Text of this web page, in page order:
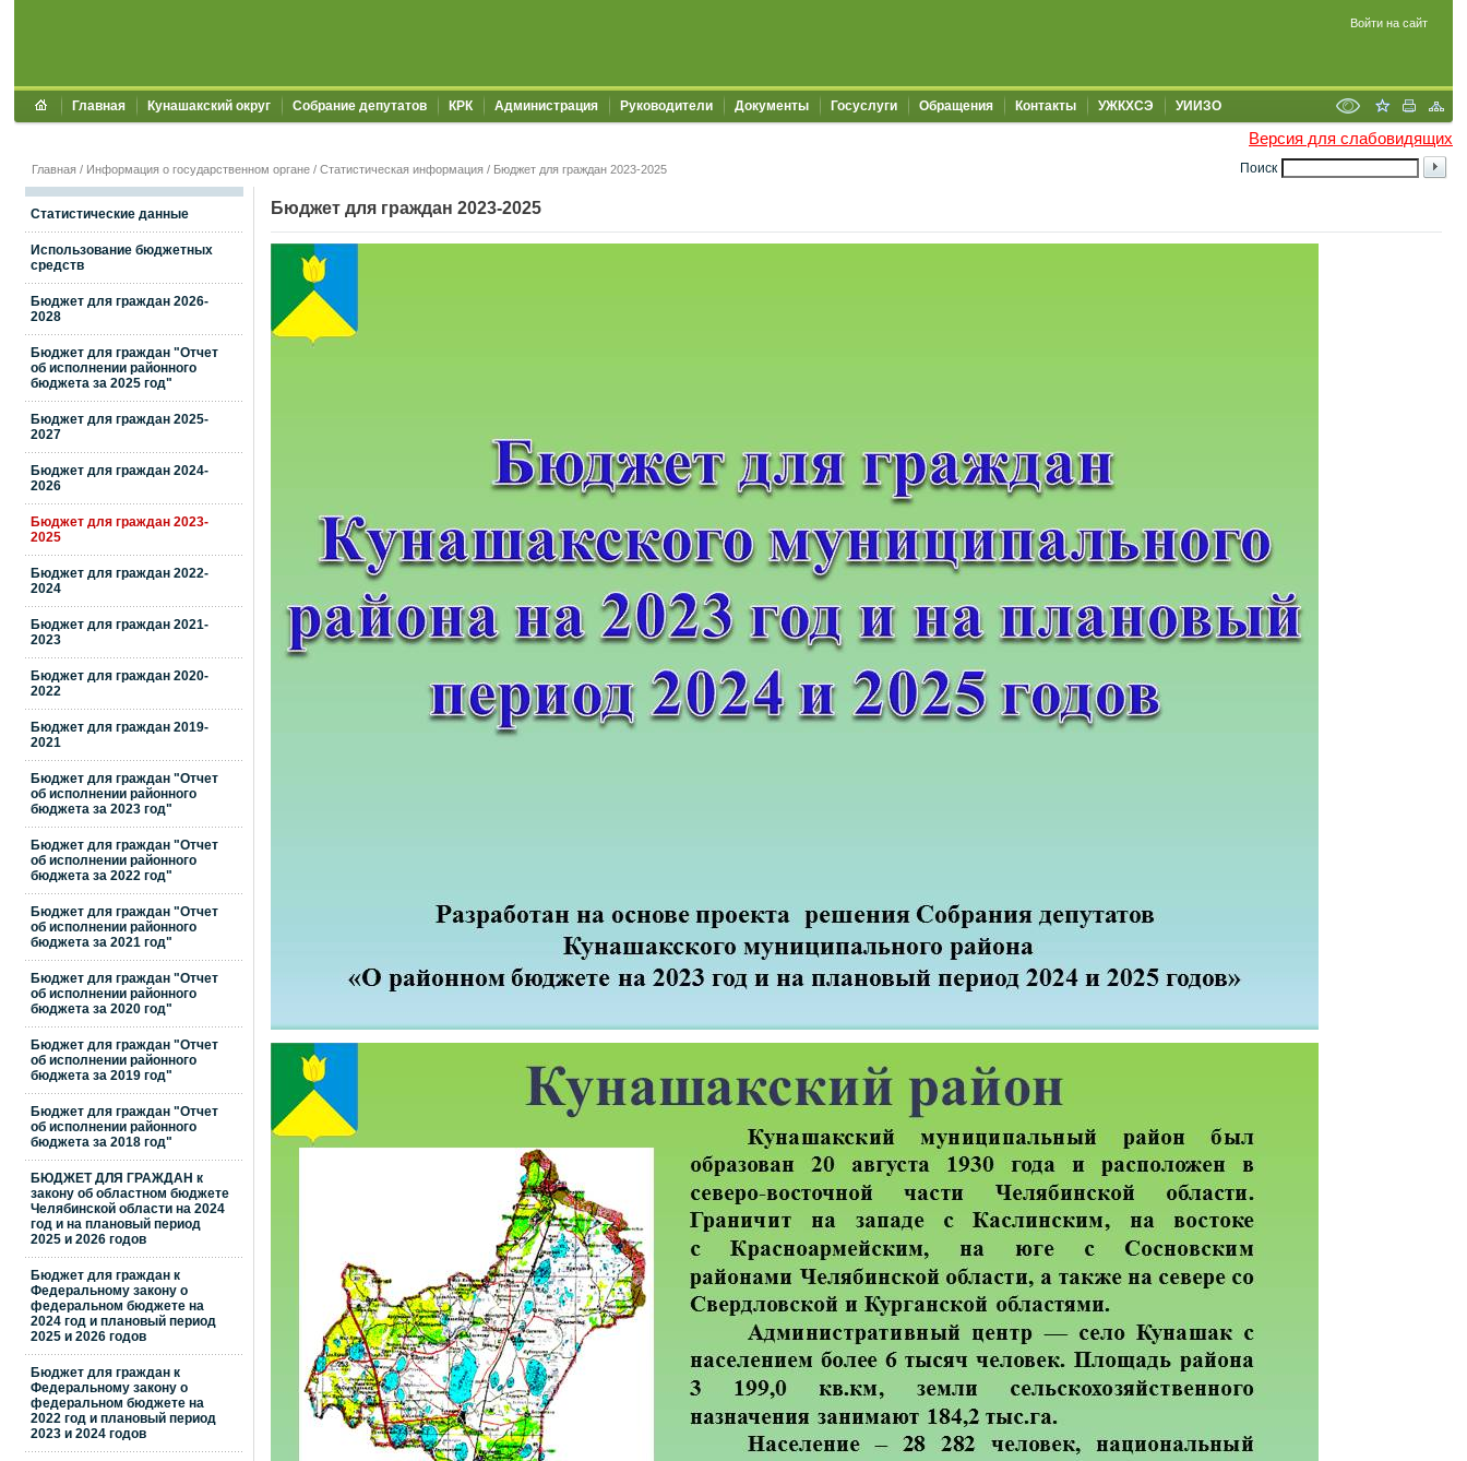
Войти на сайт
Главная Кунашакский округ Собрание депутатов КРК Администрация Руководители Документы Госуслуги Обращения Контакты УЖКХСЭ УИИЗО
Версия для слабовидящих
Поиск
Главная / Информация о государственном органе / Статистическая информация / Бюджет для граждан 2023-2025
Статистические данные
Использование бюджетных
средств
Бюджет для граждан 2026-
2028
Бюджет для граждан "Отчет
об исполнении районного
бюджета за 2025 год"
Бюджет для граждан 2025-
2027
Бюджет для граждан 2024-
2026
Бюджет для граждан 2023-
2025
Бюджет для граждан 2022-
2024
Бюджет для граждан 2021-
2023
Бюджет для граждан 2020-
2022
Бюджет для граждан 2019-
2021
Бюджет для граждан "Отчет
об исполнении районного
бюджета за 2023 год"
Бюджет для граждан "Отчет
об исполнении районного
бюджета за 2022 год"
Бюджет для граждан "Отчет
об исполнении районного
бюджета за 2021 год"
Бюджет для граждан "Отчет
об исполнении районного
бюджета за 2020 год"
Бюджет для граждан "Отчет
об исполнении районного
бюджета за 2019 год"
Бюджет для граждан "Отчет
об исполнении районного
бюджета за 2018 год"
БЮДЖЕТ ДЛЯ ГРАЖДАН к
закону об областном бюджете
Челябинской области на 2024
год и на плановый период
2025 и 2026 годов
Бюджет для граждан к
Федеральному закону о
федеральном бюджете на
2024 год и плановый период
2025 и 2026 годов
Бюджет для граждан к
Федеральному закону о
федеральном бюджете на
2022 год и плановый период
2023 и 2024 годов
Бюджет для граждан 2023-2025